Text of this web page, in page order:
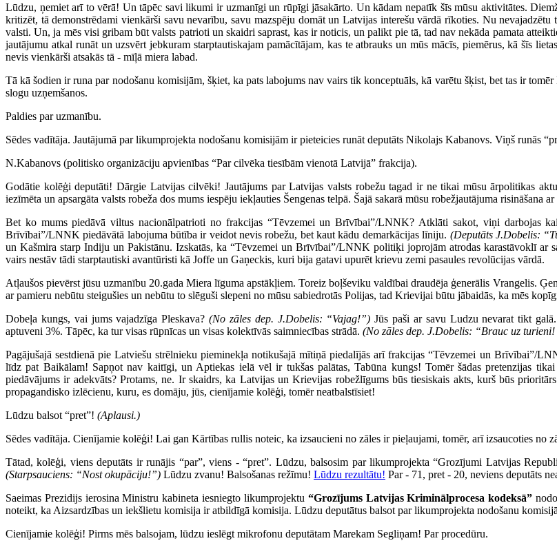
Lūdzu, ņemiet arī to vērā! Un tāpēc savi likumi ir uzmanīgi un rūpīgi jāsakārto. Un kādam nepatīk šīs mūsu aktivitātes.
kritizēt, tā demonstrēdami vienkārši savu nevarību, savu mazspēju domāt un Latvijas interešu vārdā rīkoties. Nu
valsti. Un, ja mēs visi gribam būt valsts patrioti un skaidri saprast, kas ir noticis, un palikt pie tā, tad nav nekāda pamata
jautājumu atkal runāt un uzsvērt jebkuram starptautiskajam pamācītājam, kas te atbrauks un mūs mācīs, piemērus, kā šīs
nevis vienkārši atsakās tā - mīļā miera labad.
Tā kā šodien ir runa par nodošanu komisijām, šķiet, ka pats labojums nav vairs tik konceptuāls, kā varētu šķist, bet tas ir
slogu uzņemšanos.
Paldies par uzmanību.
Sēdes vadītāja. Jautājumā par likumprojekta nodošanu komisijām ir pieteicies runāt deputāts Nikolajs Kabanovs. Viņš runās
N.Kabanovs (politisko organizāciju apvienības “Par cilvēka tiesībām vienotā Latvijā” frakcija).
Godātie kolēģi deputāti! Dārgie Latvijas cilvēki! Jautājums par Latvijas valsts robežu tagad ir ne tikai mūsu ārpolitikas
iezīmēta un apsargāta valsts robeža dos mums iespēju iekļauties Šengenas telpā. Šajā sakarā mūsu robežjautājuma risināšana
Bet ko mums piedāvā viltus nacionālpatrioti no frakcijas “Tēvzemei un Brīvībai”/LNNK? Atklāti sakot, viņi darbojas
Brīvībai”/LNNK piedāvātā labojuma būtība ir veidot nevis robežu, bet kaut kādu demarkācijas līniju. (Deputāts J.Dobelis:
un Kašmira starp Indiju un Pakistānu. Izskatās, ka “Tēvzemei un Brīvībai”/LNNK politiķi joprojām atrodas karastāvoklī
vairs nestāv tādi starptautiski avantūristi kā Joffe un Gaņeckis, kuri bija gatavi upurēt krievu zemi pasaules revolūcijas vārdā.
Atļaušos pievērst jūsu uzmanību 20.gada Miera līguma apstākļiem. Toreiz boļševiku valdībai draudēja ģenerālis Vrangelis.
ar pamieru nebūtu steigušies un nebūtu to slēguši slepeni no mūsu sabiedrotās Polijas, tad Krievijai būtu jābaidās, ka mēs
Dobeļa kungs, vai jums vajadzīga Pleskava?(No zāles dep. J.Dobelis: “Vajag!”)Jūs paši ar savu Ludzu nevarat tikt
aptuveni 3%. Tāpēc, ka tur visas rūpnīcas un visas kolektīvās saimniecības strādā. (No zāles dep. J.Dobelis: “Brauc uz
Pagājušajā sestdienā pie Latviešu strēlnieku pieminekļa notikušajā mītiņā piedalījās arī frakcijas “Tēvzemei un Brīvībai”/
līdz pat Baikālam! Sapņot nav kaitīgi, un Aptiekas ielā vēl ir tukšas palātas, Tabūna kungs! Tomēr šādas pretenzijas
piedāvājums ir adekvāts? Protams, ne. Ir skaidrs, ka Latvijas un Krievijas robežlīgums būs tiesiskais akts, kurš būs
propagandisko izlēcienu, kuru, es domāju, jūs, cienījamie kolēģi, tomēr neatbalstīsiet!
Lūdzu balsot “pret”! (Aplausi.)
Sēdes vadītāja. Cienījamie kolēģi! Lai gan Kārtības rullis noteic, ka izsaucieni no zāles ir pieļaujami, tomēr, arī izsaucoties no
Tātad, kolēģi, viens deputāts ir runājis “par”, viens - “pret”. Lūdzu, balsosim par likumprojekta “Grozījumi Latvijas
(Starpsauciens: “Nost okupāciju!”) Lūdzu zvanu! Balsošanas režīmu! Lūdzu rezultātu! Par - 71, pret - 20, neviens deputāts
Saeimas Prezidijs ierosina Ministru kabineta iesniegto likumprojektu “Grozījums Latvijas Kriminālprocesa kodeksā”
noteikt, ka Aizsardzības un iekšlietu komisija ir atbildīgā komisija. Lūdzu deputātus balsot par likumprojekta nodošanu
Cienījamie kolēģi! Pirms mēs balsojam, lūdzu ieslēgt mikrofonu deputātam Marekam Segliņam! Par procedūru.